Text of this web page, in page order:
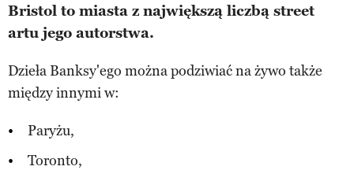
Bristol to miasta z największą liczbą street
artu jego autorstwa.
Dzieła Banksy'ego można podziwiać na żywo także
między innymi w:
Paryżu,
Toronto,